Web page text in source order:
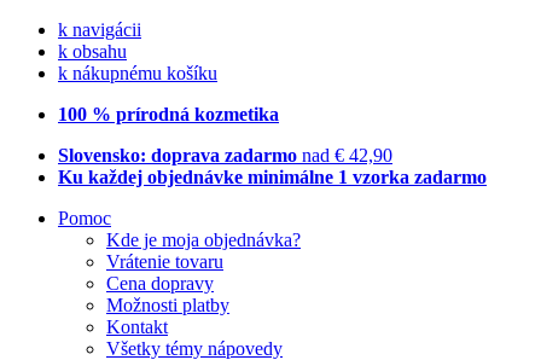
k navigácii
k obsahu
k nákupnému košíku
100 % prírodná kozmetika
Slovensko: doprava zadarmo nad € 42,90
Ku každej objednávke minimálne 1 vzorka zadarmo
Pomoc
Kde je moja objednávka?
Vrátenie tovaru
Cena dopravy
Možnosti platby
Kontakt
Všetky témy nápovedy